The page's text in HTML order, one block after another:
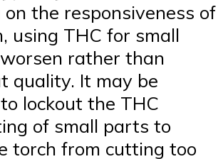
on the responsiveness of
using THC for small
rather than
quality. It may be
lockout the THC
of small parts to
torch from cutting too